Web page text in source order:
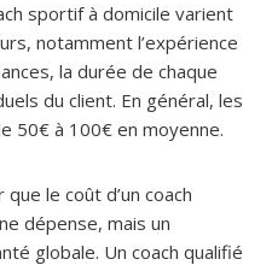
sportif à domicile varient
notamment l’expérience
la durée de chaque
du client. En général, les
50€ à 100€ en moyenne.
le coût d’un coach
dépense, mais un
globale. Un coach qualifié